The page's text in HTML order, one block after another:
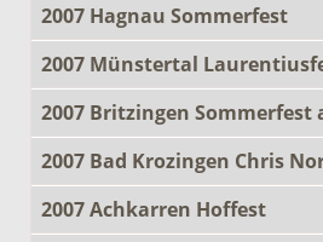
2007 Hagnau Sommerfest
2007 Münstertal
2007 Britzingen Sommerfest
2007 Bad Krozingen Chris
2007 Achkarren Hoffest